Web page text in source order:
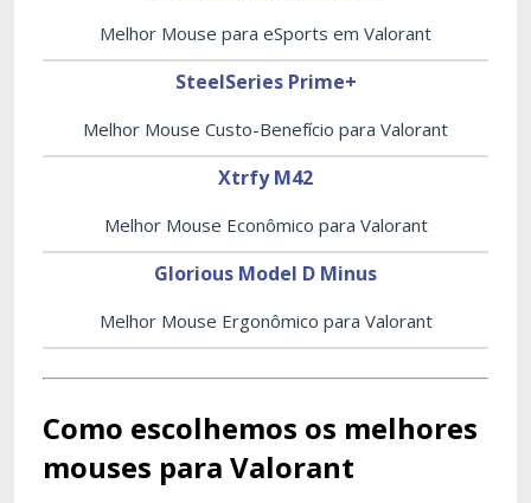
Melhor Mouse para eSports em Valorant
SteelSeries Prime+
Melhor Mouse Custo-Benefício para Valorant
Xtrfy M42
Melhor Mouse Econômico para Valorant
Glorious Model D Minus
Melhor Mouse Ergonômico para Valorant
Como escolhemos os melhores
mouses para Valorant